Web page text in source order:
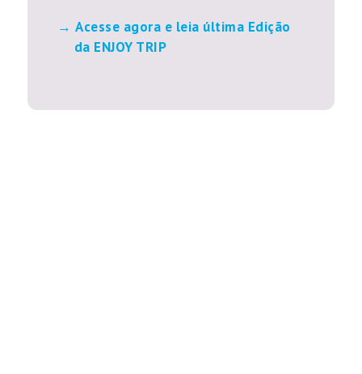
Acesse agora e leia última Edição
da ENJOY TRIP